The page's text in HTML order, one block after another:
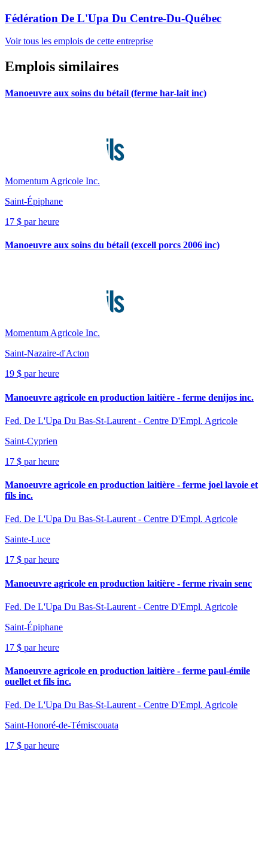
Fédération De L'Upa Du Centre-Du-Québec
Voir tous les emplois de cette entreprise
Emplois similaires
Manoeuvre aux soins du bétail (ferme har-lait inc)
Momentum Agricole Inc.
Saint-Épiphane
17 $ par heure
Manoeuvre aux soins du bétail (excell porcs 2006 inc)
Momentum Agricole Inc.
Saint-Nazaire-d'Acton
19 $ par heure
Manoeuvre agricole en production laitière - ferme denijos inc.
Fed. De L'Upa Du Bas-St-Laurent - Centre D'Empl. Agricole
Saint-Cyprien
17 $ par heure
Manoeuvre agricole en production laitière - ferme joel lavoie et
fils inc.
Fed. De L'Upa Du Bas-St-Laurent - Centre D'Empl. Agricole
Sainte-Luce
17 $ par heure
Manoeuvre agricole en production laitière - ferme rivain senc
Fed. De L'Upa Du Bas-St-Laurent - Centre D'Empl. Agricole
Saint-Épiphane
17 $ par heure
Manoeuvre agricole en production laitière - ferme paul-émile
ouellet et fils inc.
Fed. De L'Upa Du Bas-St-Laurent - Centre D'Empl. Agricole
Saint-Honoré-de-Témiscouata
17 $ par heure